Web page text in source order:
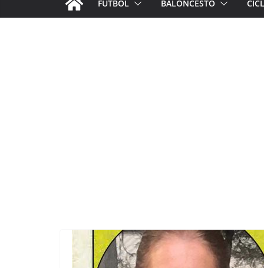
FÚTBOL BALONCESTO